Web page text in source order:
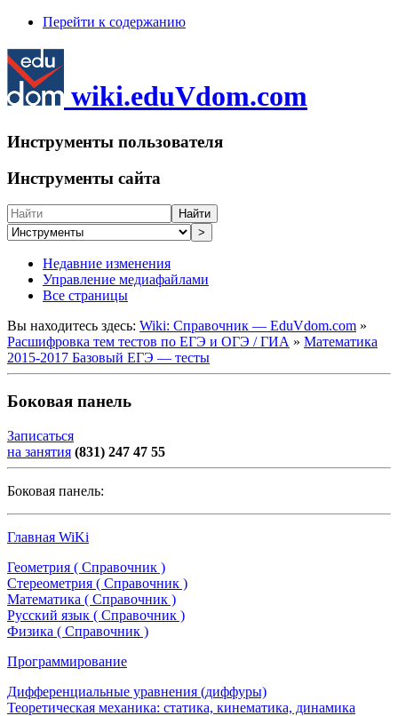
Перейти к содержанию
wiki.eduVdom.com
Инструменты пользователя
Инструменты сайта
Найти
>
Недавние изменения
Управление медиафайлами
Все страницы
Вы находитесь здесь: Wiki: Справочник — EduVdom.com »
Расшифровка тем тестов по ЕГЭ и ОГЭ / ГИА » Математика
2015-2017 Базовый ЕГЭ — тесты
Боковая панель
Записаться
на занятия (831) 247 47 55
Боковая панель:
Главная WiKi
Геометрия ( Справочник )
Стереометрия ( Справочник )
Математика ( Справочник )
Русский язык ( Справочник )
Физика ( Справочник )
Программирование
Дифференциальные уравнения (диффуры)
Теоретическая механика: статика, кинематика, динамика